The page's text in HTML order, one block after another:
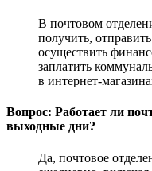
В почтовом
получить,
осуществить
заплатить
в интернет-
Вопрос: Работает ли
выходные дни?
Да, почтовое